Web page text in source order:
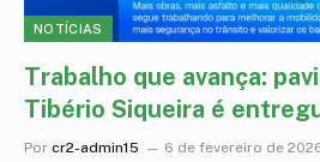
NOTÍCIAS
Trabalho que avança:
Tibério Siqueira é
Por cr2-admin15 6 de fevereiro de